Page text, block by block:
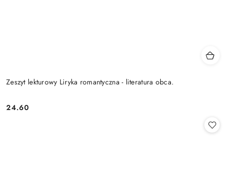
Zeszyt lekturowy Liryka romantyczna - literatura obca.
Cena:
24.60